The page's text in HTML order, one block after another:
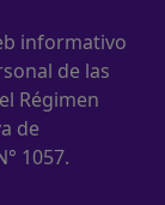
informativo
de las
Régimen
de
1057.